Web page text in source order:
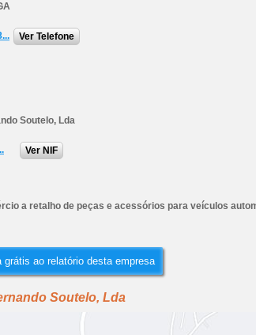
Ver Telefone
Soutelo, Lda
Ver NIF
a retalho de peças e acessórios para veículos
grátis ao relatório desta empresa
Soutelo, Lda